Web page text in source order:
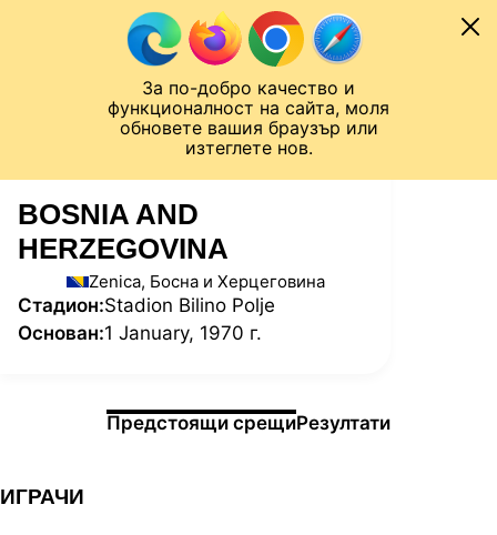
За по-добро качество и
функционалност на сайта, моля
обновете вашия браузър или
изтеглете нов.
Към съдържанието
Лига на Конференциите
СТАТИСТИКИ
BOSNIA AND
HERZEGOVINA
Zenica, Босна и Херцеговина
Стадион:Stadion Bilino Polje
Основан:1 January, 1970 г.
Информация за мачаПредстоящи срещиРезултати
ИГРАЧИ